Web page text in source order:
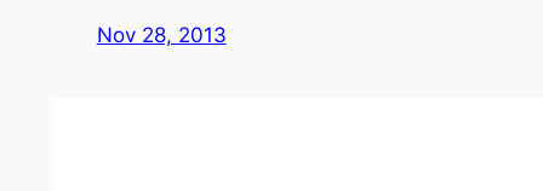
Nov 28, 2013